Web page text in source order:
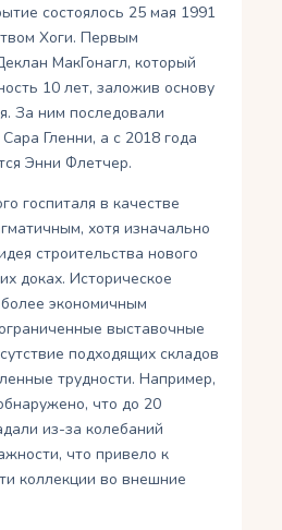
состоялось 25 мая 1991
Хоги. Первым
МакГонагл, который
10 лет, заложив основу
За ним последовали
Гленни, а с 2018 года
Энни Флетчер.
госпиталя в качестве
хотя изначально
строительства нового
доках. Историческое
экономичным
выставочные
подходящих складов
трудности. Например,
что до 20
из-за колебаний
что привело к
коллекции во внешние